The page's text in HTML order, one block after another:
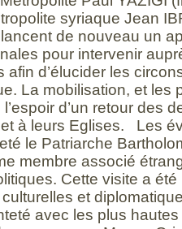
syriaque Jean
de nouveau un
pour intervenir
afin d’élucider les
La mobilisation, et les
d’un retour des
à leurs Eglises. Les
le Patriarche
membre associé
Cette visite a été
et
avec les plus hautes